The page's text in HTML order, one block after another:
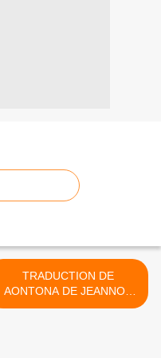
TRADUCTION DE
AONTONA DE JEANNOT
BOMBENGA >